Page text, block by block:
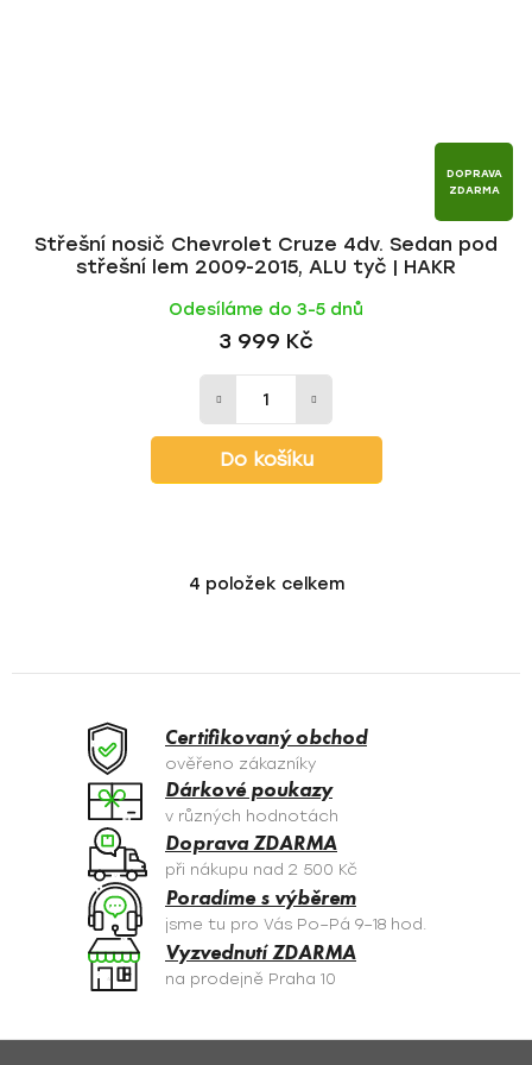
DOPRAVA
ZDARMA
Střešní nosič Chevrolet Cruze 4dv. Sedan pod
střešní lem 2009-2015, ALU tyč | HAKR
Odesíláme do 3-5 dnů
3 999 Kč
Do košíku
O
á
c
í
p
r
v
k
y
v
ý
p
s
4 položek celkem
Certifikovaný obchod
ověřeno zákazníky
Dárkové poukazy
v různých hodnotách
Doprava ZDARMA
při nákupu nad 2 500 Kč
Poradíme s výběrem
jsme tu pro Vás Po–Pá 9–18 hod.
Vyzvednutí ZDARMA
na prodejně Praha 10